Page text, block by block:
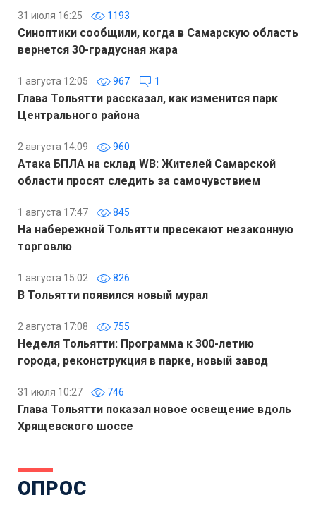
31 июля 16:25 1193
Синоптики сообщили, когда в Самарскую область
вернется 30-градусная жара
1 августа 12:05 967 1
Глава Тольятти рассказал, как изменится парк
Центрального района
2 августа 14:09 960
Атака БПЛА на склад WB: Жителей Самарской
области просят следить за самочувствием
1 августа 17:47 845
На набережной Тольятти пресекают незаконную
торговлю
1 августа 15:02 826
В Тольятти появился новый мурал
2 августа 17:08 755
Неделя Тольятти: Программа к 300-летию
города, реконструкция в парке, новый завод
31 июля 10:27 746
Глава Тольятти показал новое освещение вдоль
Хрящевского шоссе
ОПРОС